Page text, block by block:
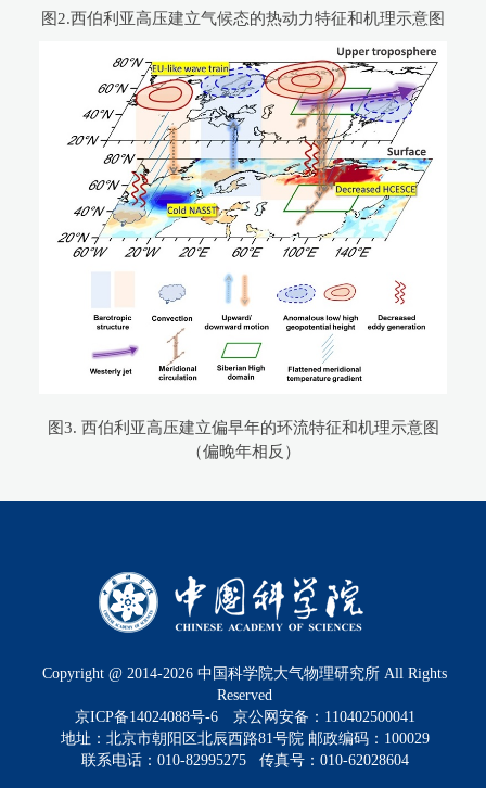
图2.西伯利亚高压建立气候态的热动力特征和机理示意图
图3. 西伯利亚高压建立偏早年的环流特征和机理示意图
（偏晚年相反）
Copyright @ 2014-2026 中国科学院大气物理研究所 All Rights
Reserved
京ICP备14024088号-6
京公网安备：110402500041
地址：北京市朝阳区北辰西路81号院 邮政编码：100029
联系电话：010-82995275 传真号：010-62028604